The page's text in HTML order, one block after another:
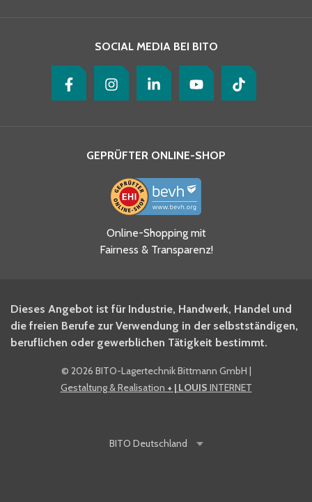
Ja, ich habe die
Datenschutzhinweise gelesen
und akzeptiere diese.
BITO Newsletter Fachwissen
Intralogistiker anmelden.
Ja, ich möchte mich für den
BITO Shop-Newsletter
SOCIAL MEDIA BEI BITO
GEPRÜFTER ONLINE-SHOP
Online-Shopping mit
Fairness & Transparenz!
Dieses Angebot ist für Industrie, Handwerk, Handel und
die freien Berufe zur Verwendung in der selbstständigen,
beruflichen oder gewerblichen Tätigkeit bestimmt.
© 2026 BITO-Lagertechnik Bittmann GmbH |
Gestaltung & Realisation + | LOUIS INTERNET
BITO Deutschland